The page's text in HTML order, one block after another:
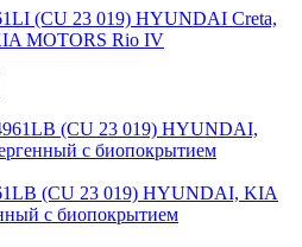
(CU 23 019) HYUNDAI Creta,
MOTORS Rio IV
(CU 23 019) HYUNDAI, KIA
с биопокрытием